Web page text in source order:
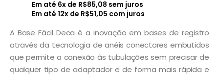
Em até 6x de R$85,08 sem juros
Em até 12x de R$51,05 com juros
A Base Fácil Deca é a inovação em bases de registro
através da tecnologia de anéis conectores embutidos
que permite a conexão às tubulações sem precisar de
qualquer tipo de adaptador e de forma mais rápida e